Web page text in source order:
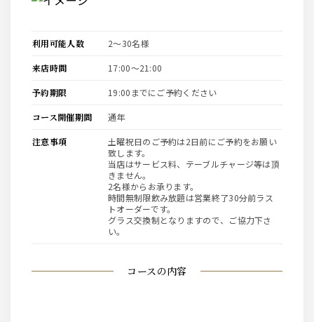
コースの内容
利用可能人数 2〜30名様
来店時間 17:00〜21:00
予約期限 19:00までにご予約ください
コース開催期間 通年
注意事項
土曜祝日のご予約は2日前にご予約をお願い
致します。
当店はサービス料、テーブルチャージ等は頂
きません。
2名様からお承ります。
時間無制限飲み放題は営業終了30分前ラス
トオーダーです。
グラス交換制となりますので、ご協力下さ
い。